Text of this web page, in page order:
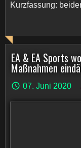
Kurzfassung:
EA & EA Sports
Maßnahmen
07. Juni 2020